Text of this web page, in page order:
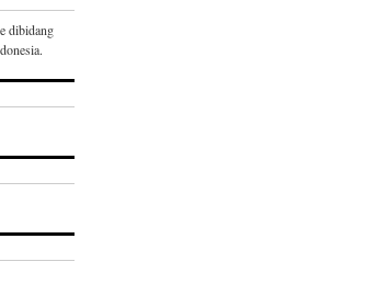
dibidang